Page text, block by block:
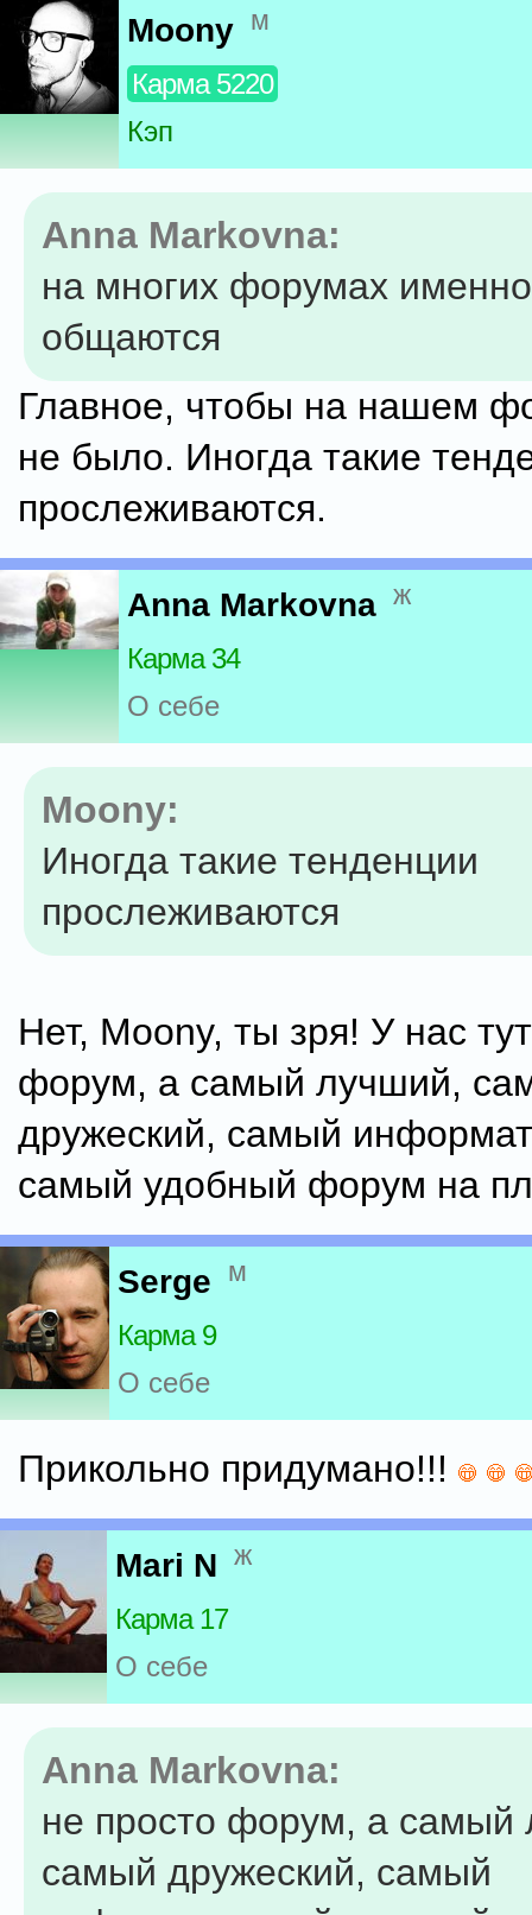
Moony м
Карма 5220
Кэп
Anna Markovna:
на многих форумах
общаются
Главное, чтобы на нашем
не было. Иногда такие
прослеживаются.
Anna Markovna ж
Карма 34
О себе
Moony:
Иногда такие тенденции
прослеживаются
Нет, Moony, ты зря! У нас
форум, а самый лучший,
дружеский, самый
самый удобный форум на
Serge м
Карма 9
О себе
Прикольно придумано!!!
Mari N ж
Карма 17
О себе
Anna Markovna:
не просто форум, а самый
самый дружеский, самый